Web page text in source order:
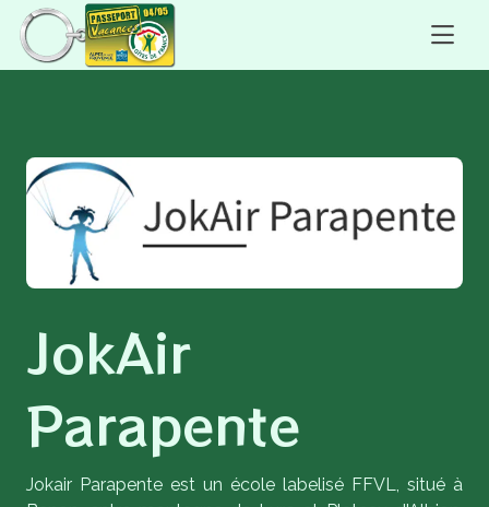
JokAir
Parapente
Jokair Parapente est un école labelisé FFVL, situé à